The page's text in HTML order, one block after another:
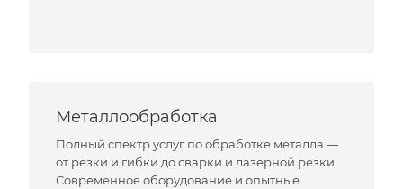
Металлообработка
Полный спектр услуг по обработке металла —
от резки и гибки до сварки и лазерной резки.
Современное оборудование и опытные